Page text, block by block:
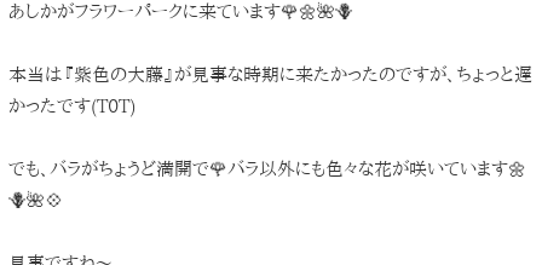
あしかがフラワーパークに来ています🌹🌼🌺🪻
本当は『紫色の大藤』が見事な時期に来たかったのですが、ちょっと遅
かったです(T0T)
でも、バラがちょうど満開で🌹バラ以外にも色々な花が咲いています🌼
🪻🌺💠